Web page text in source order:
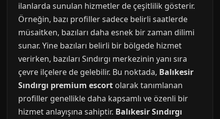
ilanlarda sunulan hizmetler de çeşitlilik gösterir.
Örneğin, bazı profiller sadece belirli saatlerde
müsaitken, bazıları daha esnek bir zaman dilimi
sunar. Yine bazıları belirli bir bölgede hizmet
verirken, bazıları Sındırgı merkezinin yanı sıra
çevre ilçelere de gelebilir. Bu noktada, Balıkesir
Sındırgı premium escort olarak tanımlanan
profiller genellikle daha kapsamlı ve özenli bir
hizmet anlayışına sahiptir. Balıkesir Sındırgı